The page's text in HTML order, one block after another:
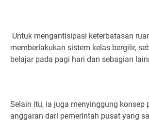
Untuk mengantisipasi keterbatasan
memberlakukan sistem kelas bergilir,
belajar pada pagi hari dan sebagian
Selain itu, ia juga menyinggung konsep
anggaran dari pemerintah pusat yang